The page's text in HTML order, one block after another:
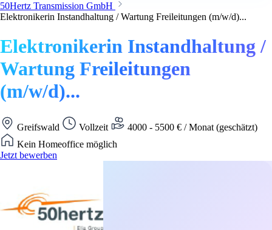
50Hertz Transmission GmbH
Elektronikerin Instandhaltung / Wartung Freileitungen (m/w/d)...
Elektronikerin Instandhaltung /
Wartung Freileitungen
(m/w/d)...
Greifswald Vollzeit
4000 - 5500 € / Monat (geschätzt)
Kein Homeoffice möglich
Jetzt bewerben